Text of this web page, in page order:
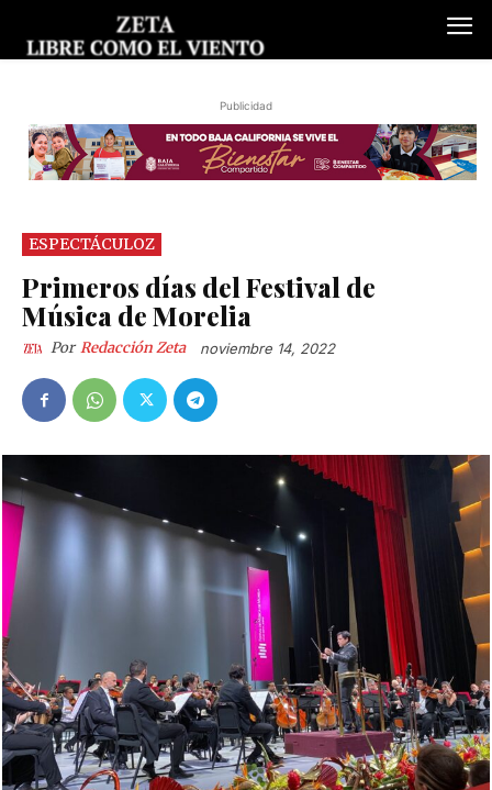
Publicidad
ESPECTÁCULOZ
Primeros días del Festival de
Música de Morelia
Por Redacción Zeta noviembre 14, 2022